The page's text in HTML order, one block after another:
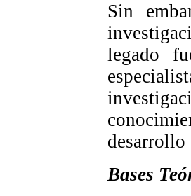
Sin
legado
desarrollo
Bases